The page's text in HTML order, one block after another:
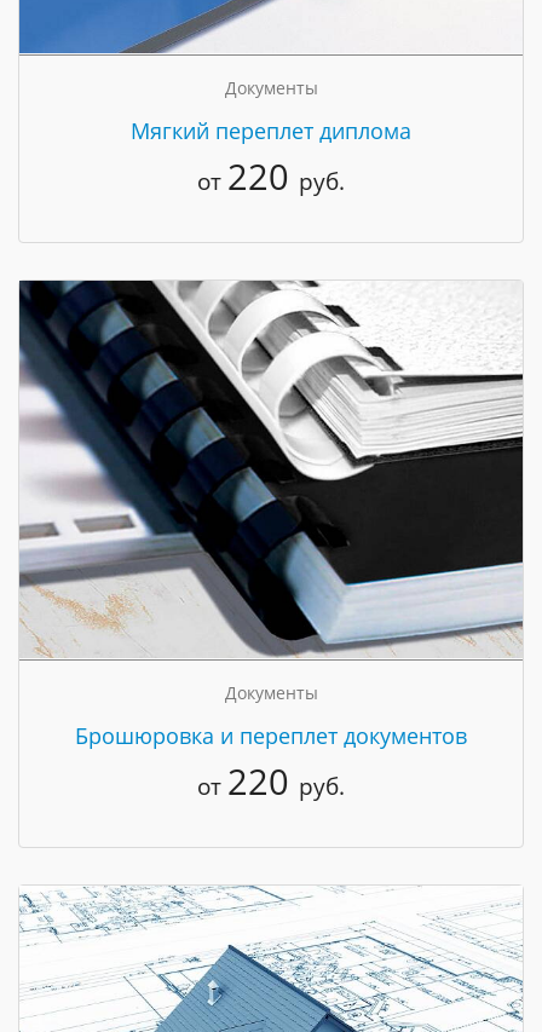
Документы
Мягкий переплет диплома
от 220 руб.
Документы
Брошюровка и переплет документов
от 220 руб.